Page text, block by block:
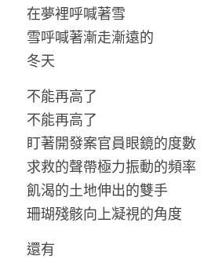
在夢裡呼喊著雪
雪呼喊著漸走漸遠的
冬天
不能再高了
不能再高了
盯著開發案官員眼鏡的度數
求救的聲帶極力振動的頻率
飢渴的土地伸出的雙手
珊瑚殘骸向上凝視的角度
還有